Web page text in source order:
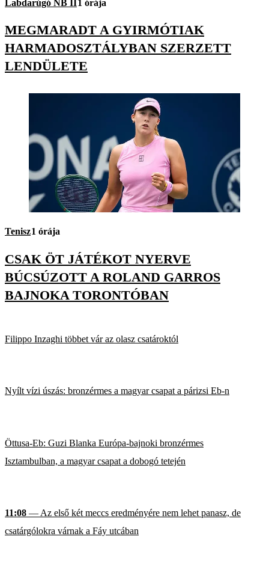
Labdarúgó NB II 1 órája
MEGMARADT A GYIRMÓTIAK
HARMADOSZTÁLYBAN SZERZETT
LENDÜLETE
Tenisz1 órája
CSAK ÖT JÁTÉKOT NYERVE
BÚCSÚZOTT A ROLAND GARROS
BAJNOKA TORONTÓBAN
Filippo Inzaghi többet vár az olasz csatároktól
Nyílt vízi úszás: bronzérmes a magyar csapat a párizsi Eb-n
Öttusa-Eb: Guzi Blanka Európa-bajnoki bronzérmes
Isztambulban, a magyar csapat a dobogó tetején
11:08 — Az első két meccs eredményére nem lehet panasz, de
csatárgólokra várnak a Fáy utcában